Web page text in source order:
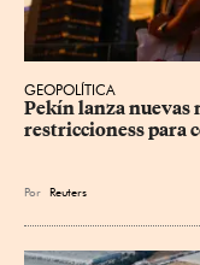
GEOPOLÍTICA
Pekín lanza nuevas
restriccioness para
Por Reuters